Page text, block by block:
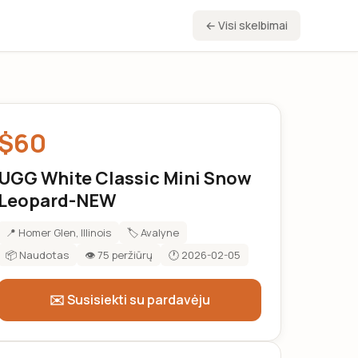
← Visi skelbimai
UGG White Classic Mini Snow
Leopard-NEW
📍 Homer Glen, Illinois
🏷️ Avalyne
📦 Naudotas
👁️ 75 peržiūrų 🕐 2026-02-05
✉️ Susisiekti su pardavėju